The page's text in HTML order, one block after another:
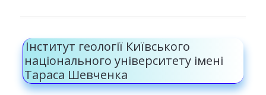
Інститут геології Київського
національного університету імені
Тараса Шевченка